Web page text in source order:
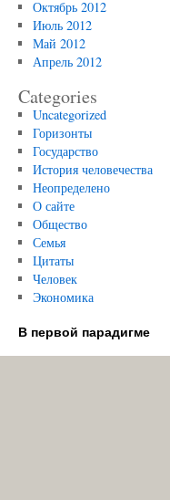
Октябрь 2012
Июль 2012
Май 2012
Апрель 2012
Categories
Uncategorized
Горизонты
Государство
История человечества
Неопределено
О сайте
Общество
Семья
Цитаты
Человек
Экономика
В первой парадигме